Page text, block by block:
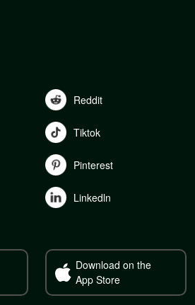
Reddit
Tiktok
Pinterest
Linkedln
Download on the
App Store